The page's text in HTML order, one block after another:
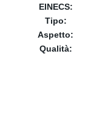
EINECS:
Tipo:
Aspetto:
Qualità: